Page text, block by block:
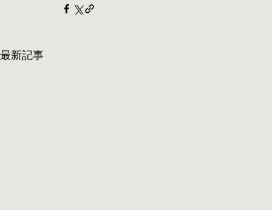
最新記事